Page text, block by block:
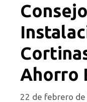
Ahorro
22 de febrero